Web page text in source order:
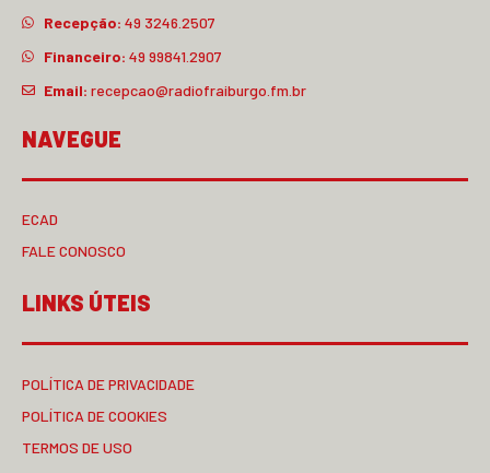
Recepção: 49 3246.2507
Financeiro: 49 99841.2907
Email: recepcao@radiofraiburgo.fm.br
NAVEGUE
ECAD
FALE CONOSCO
LINKS ÚTEIS
POLÍTICA DE PRIVACIDADE
POLÍTICA DE COOKIES
TERMOS DE USO